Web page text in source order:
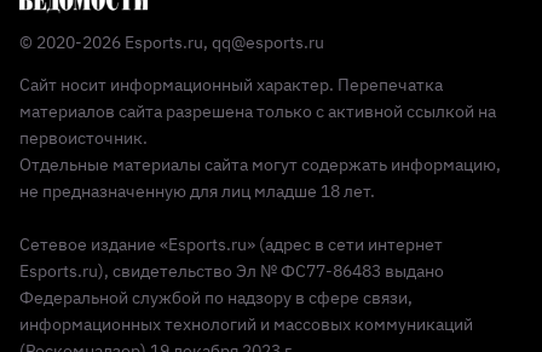
© 2020-2026 Esports.ru, qq@esports.ru
Сайт носит информационный характер. Перепечатка
материалов сайта разрешена только с активной ссылкой на
первоисточник.
Отдельные материалы сайта могут содержать информацию,
не предназначенную для лиц младше 18 лет.
Сетевое издание «Esports.ru» (адрес в сети интернет
Esports.ru), свидетельство Эл № ФС77-86483 выдано
Федеральной службой по надзору в сфере связи,
информационных технологий и массовых коммуникаций